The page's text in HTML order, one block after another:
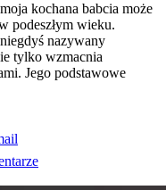
kochana babcia może
podeszłym wieku.
nazywany
tylko wzmacnia
Jego podstawowe